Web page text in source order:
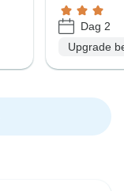
Dag 2
Upgrade